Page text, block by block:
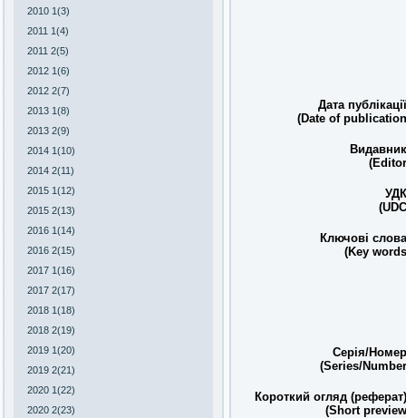
2010 1(3)
2011 1(4)
2011 2(5)
2012 1(6)
2012 2(7)
2013 1(8)
2013 2(9)
2014 1(10)
2014 2(11)
2015 1(12)
2015 2(13)
2016 1(14)
2016 2(15)
2017 1(16)
2017 2(17)
2018 1(18)
2018 2(19)
2019 1(20)
2019 2(21)
2020 1(22)
2020 2(23)
Дата
(Date of
Ключові
(Key
Серія/
(Series/
Короткий огляд
(Short